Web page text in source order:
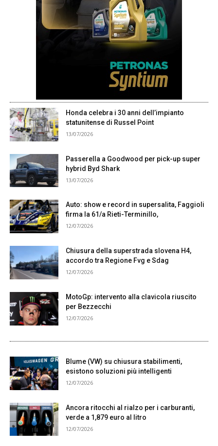
Honda celebra i 30 anni dell’impianto
statunitense di Russel Point
13/07/2026
Passerella a Goodwood per pick-up super
hybrid Byd Shark
13/07/2026
Auto: show e record in supersalita, Faggioli
firma la 61/a Rieti-Terminillo,
12/07/2026
Chiusura della superstrada slovena H4,
accordo tra Regione Fvg e Sdag
12/07/2026
MotoGp: intervento alla clavicola riuscito
per Bezzecchi
12/07/2026
Blume (VW) su chiusura stabilimenti,
esistono soluzioni più intelligenti
12/07/2026
Ancora ritocchi al rialzo per i carburanti,
verde a 1,879 euro al litro
12/07/2026